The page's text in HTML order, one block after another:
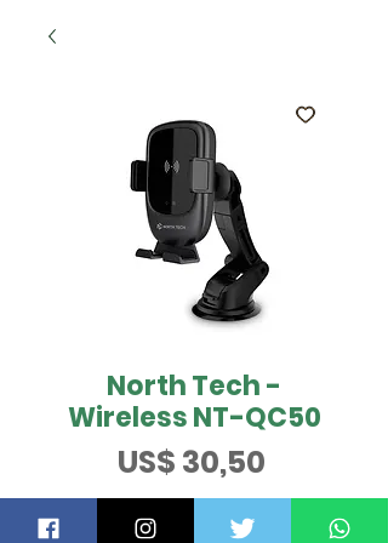
North Tech -
Wireless NT-QC50
US$ 30,50Preço
QUER SABER MAIS?